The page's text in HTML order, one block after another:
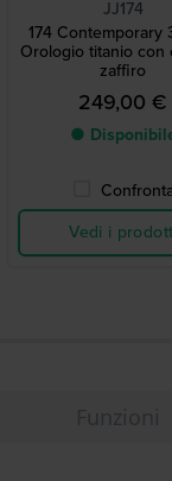
JJ174
174 Contemporary
Orologio titanio con
zaffiro
249,00 €
●
Vedi i